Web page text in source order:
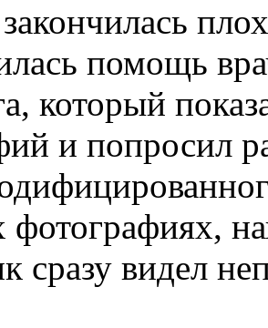
помощь
который
и попросил
сразу видел